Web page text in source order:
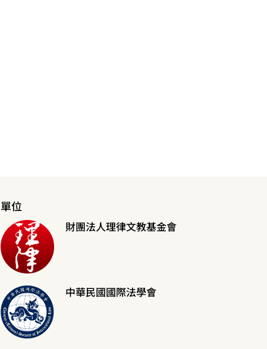
單位
財團法人理律文教基金會
中華民國國際法學會